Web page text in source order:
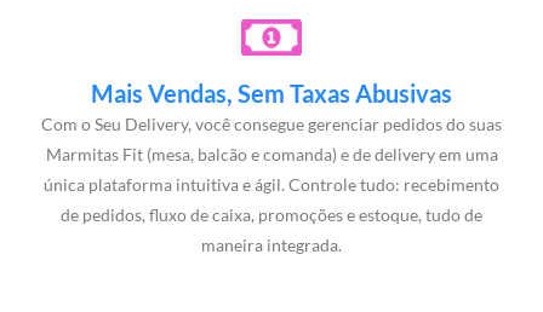
Mais Vendas, Sem Taxas Abusivas
Com o Seu Delivery, você consegue gerenciar pedidos do suas
Marmitas Fit (mesa, balcão e comanda) e de delivery em uma
única plataforma intuitiva e ágil. Controle tudo: recebimento
de pedidos, fluxo de caixa, promoções e estoque, tudo de
maneira integrada.